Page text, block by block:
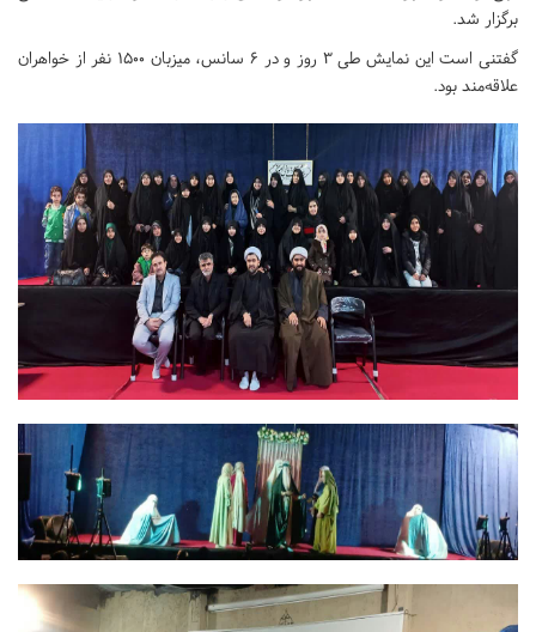
برگزار شد.
گفتنی است این نمایش طی ۳ روز و در ۶ سانس، میزبان ۱۵۰۰ نفر از خواهران
علاقه‌مند بود.